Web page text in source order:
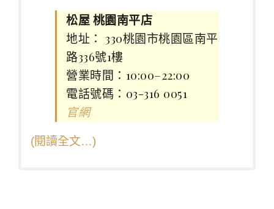
松屋 桃園南平店
地址： 330桃園市桃園區南平
路336號1樓
營業時間：10:00–22:00
電話號碼：03-316 0051
官網
(閱讀全文…)